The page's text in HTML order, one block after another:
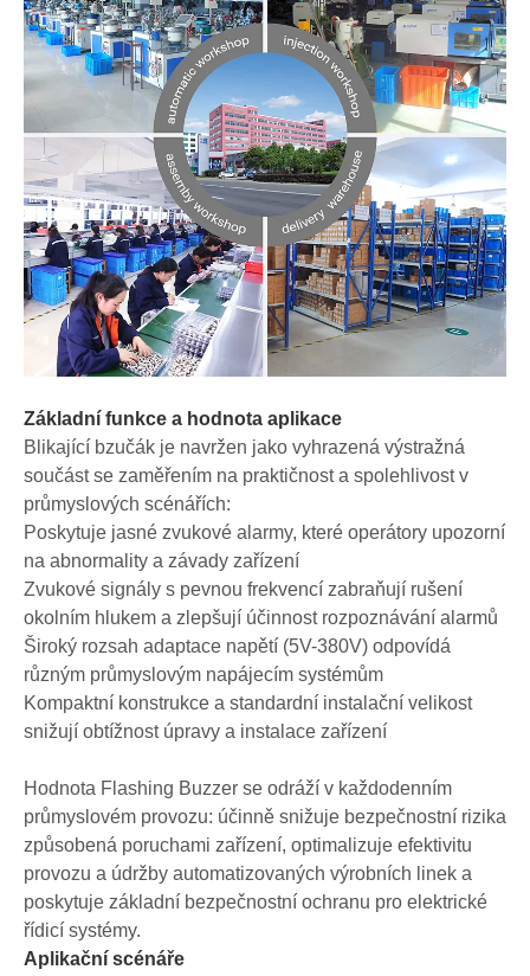
Základní funkce a hodnota aplikace
Blikající bzučák je navržen jako vyhrazená výstražná
součást se zaměřením na praktičnost a spolehlivost v
průmyslových scénářích:
Poskytuje jasné zvukové alarmy, které operátory upozorní
na abnormality a závady zařízení
Zvukové signály s pevnou frekvencí zabraňují rušení
okolním hlukem a zlepšují účinnost rozpoznávání alarmů
Široký rozsah adaptace napětí (5V-380V) odpovídá
různým průmyslovým napájecím systémům
Kompaktní konstrukce a standardní instalační velikost
snižují obtížnost úpravy a instalace zařízení
Hodnota Flashing Buzzer se odráží v každodenním
průmyslovém provozu: účinně snižuje bezpečnostní rizika
způsobená poruchami zařízení, optimalizuje efektivitu
provozu a údržby automatizovaných výrobních linek a
poskytuje základní bezpečnostní ochranu pro elektrické
řídicí systémy.
Aplikační scénáře